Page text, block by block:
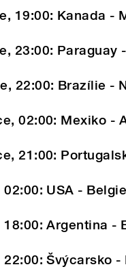
19:00: Kanada -
23:00: Paraguay
22:00: Brazílie -
02:00: Mexiko -
21:00:
USA -
Argentina -
Švýcarsko